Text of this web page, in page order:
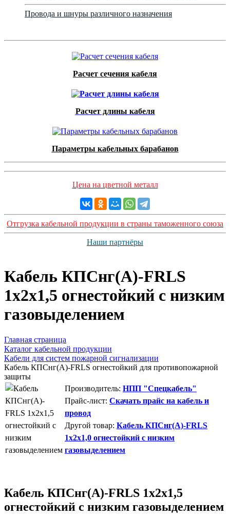
Провода и шнуры различного назначения
Расчет сечения кабеля
Расчет длины кабеля
Параметры кабельных барабанов
Цена на цветной металл
Отгрузка кабельной продукции в страны таможенного союза
Наши партнёры
Кабель КПСнг(А)-FRLS
1х2х1,5 огнестойкий с низким
газовыделением
Главная страница
Каталог кабельной продукции
Кабели для систем пожарной сигнализации
Кабель КПСнг(А)-FRLS огнестойкий для противопожарной
защиты
Производитель: НПП "Спецкабель"
Прайс-лист: Скачать прайс на кабель и
провод
Другой товар: Кабель КПСнг(А)-FRLS
1х2х1,0 огнестойкий с низким
газовыделением
Кабель КПСнг(А)-FRLS 1х2х1,5
огнестойкий с низким газовыделением